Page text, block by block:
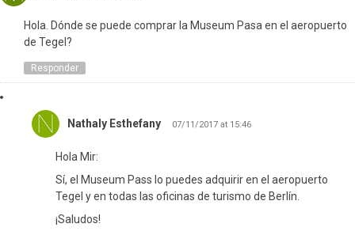
Hola. Dónde se puede comprar la Museum Pasa en el aeropuerto
de Tegel?
Responder
Nathaly Esthefany 07/11/2017 at 15:46
Hola Mir:
Sí, el Museum Pass lo puedes adquirir en el aeropuerto
Tegel y en todas las oficinas de turismo de Berlín.
¡Saludos!